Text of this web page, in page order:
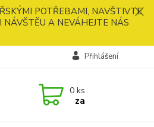
POTŘEBAMI, NAVŠTIVTE
A NEVÁHEJTE NÁS
Přihlášení
0 ks
za